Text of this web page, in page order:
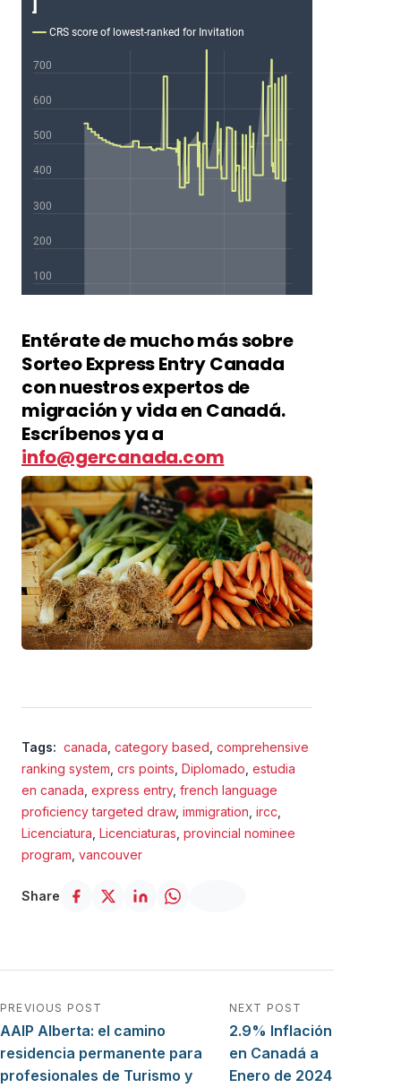
Entérate de mucho más sobre
Sorteo Express Entry Canada
con nuestros expertos de
migración y vida en Canadá.
Escríbenos ya a
info@gercanada.com
Tags: canada category based comprehensive
ranking system crs points Diplomado estudia
en canada express entry, french language
proficiency targeted draw, immigration ircc
Licenciatura Licenciaturas provincial nominee
program vancouver
Share
Navegación de entradas
PREVIOUS POST
AAIP Alberta: el camino
residencia permanente para
profesionales de Turismo y
NEXT POST
2.9% Inflación
en Canadá a
Enero de 2024